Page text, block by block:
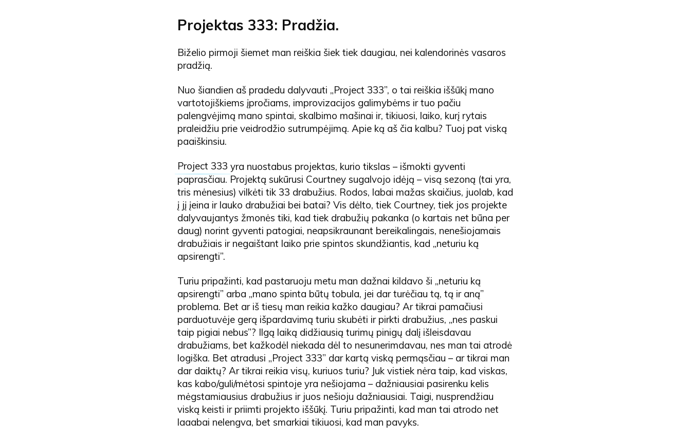
Projektas 333: Pradžia.
Biželio pirmoji šiemet man reiškia šiek tiek daugiau, nei kalendorinės vasaros
pradžią.
Nuo šiandien aš pradedu dalyvauti „Project 333”, o tai reiškia iššūkį mano
vartotojiškiems įpročiams, improvizacijos galimybėms ir tuo pačiu
palengvėjimą mano spintai, skalbimo mašinai ir, tikiuosi, laiko, kurį rytais
praleidžiu prie veidrodžio sutrumpėjimą. Apie ką aš čia kalbu? Tuoj pat viską
paaiškinsiu.
Project 333 yra nuostabus projektas, kurio tikslas – išmokti gyventi
paprasčiau. Projektą sukūrusi Courtney sugalvojo idėją – visą sezoną (tai yra,
tris mėnesius) vilkėti tik 33 drabužius. Rodos, labai mažas skaičius, juolab, kad
į jį įeina ir lauko drabužiai bei batai? Vis dėlto, tiek Courtney, tiek jos projekte
dalyvaujantys žmonės tiki, kad tiek drabužių pakanka (o kartais net būna per
daug) norint gyventi patogiai, neapsikraunant bereikalingais, nenešiojamais
drabužiais ir negaištant laiko prie spintos skundžiantis, kad „neturiu ką
apsirengti”.
Turiu pripažinti, kad pastaruoju metu man dažnai kildavo ši „neturiu ką
apsirengti” arba „mano spinta būtų tobula, jei dar turėčiau tą, tą ir aną”
problema. Bet ar iš tiesų man reikia kažko daugiau? Ar tikrai pamačiusi
parduotuvėje gerą išpardavimą turiu skubėti ir pirkti drabužius, „nes paskui
taip pigiai nebus”? Ilgą laiką didžiausią turimų pinigų dalį išleisdavau
drabužiams, bet kažkodėl niekada dėl to nesunerimdavau, nes man tai atrodė
logiška. Bet atradusi „Project 333” dar kartą viską permąsčiau – ar tikrai man
dar daiktų? Ar tikrai reikia visų, kuriuos turiu? Juk vistiek nėra taip, kad viskas,
kas kabo/guli/mėtosi spintoje yra nešiojama – dažniausiai pasirenku kelis
mėgstamiausius drabužius ir juos nešioju dažniausiai. Taigi, nusprendžiau
viską keisti ir priimti projekto iššūkį. Turiu pripažinti, kad man tai atrodo net
laaabai nelengva, bet smarkiai tikiuosi, kad man pavyks.